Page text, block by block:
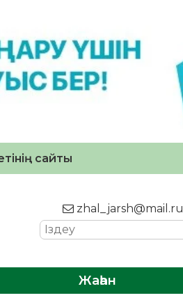
сайты
zhal_jarsh@mail.ru
Жаһан